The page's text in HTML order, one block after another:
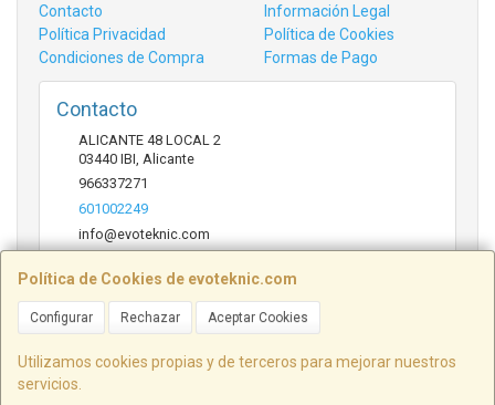
Política de Cookies de evoteknic.com
Configurar Rechazar Aceptar Cookies
Utilizamos cookies propias y de terceros para mejorar nuestros
servicios.
Contacto
Información Legal
Política Privacidad
Política de Cookies
Condiciones de Compra
Formas de Pago
Contacto
ALICANTE 48 LOCAL 2
03440 IBI Alicante
966337271
601002249
info@evoteknic.com
Horario